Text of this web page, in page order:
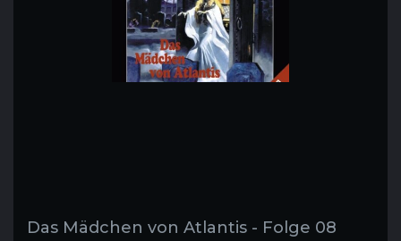
Das Mädchen von Atlantis - Folge 08